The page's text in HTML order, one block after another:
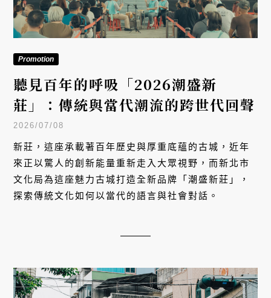
Promotion
聽見百年的呼吸「2026潮盛新
莊」：傳統與當代潮流的跨世代回聲
2026/07/08
新莊，這座承載著百年歷史與厚重底蘊的古城，近年
來正以驚人的創新能量重新走入大眾視野，而新北市
文化局為這座魅力古城打造全新品牌「潮盛新莊」，
探索傳統文化如何以當代的語言與社會對話。